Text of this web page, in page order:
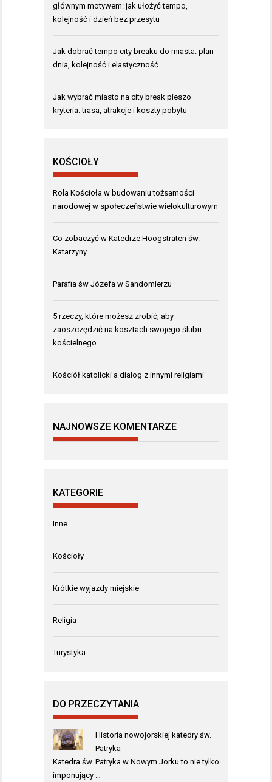
głównym motywem: jak ułożyć tempo,
kolejność i dzień bez przesytu
Jak dobrać tempo city breaku do miasta: plan
dnia, kolejność i elastyczność
Jak wybrać miasto na city break pieszo —
kryteria: trasa, atrakcje i koszty pobytu
KOŚCIOŁY
Rola Kościoła w budowaniu tożsamości
narodowej w społeczeństwie wielokulturowym
Co zobaczyć w Katedrze Hoogstraten św.
Katarzyny
Parafia św Józefa w Sandomierzu
5 rzeczy, które możesz zrobić, aby
zaoszczędzić na kosztach swojego ślubu
kościelnego
Kościół katolicki a dialog z innymi religiami
NAJNOWSZE KOMENTARZE
KATEGORIE
Inne
Kościoły
Krótkie wyjazdy miejskie
Religia
Turystyka
DO PRZECZYTANIA
Historia nowojorskiej katedry św.
Patryka
Katedra św. Patryka w Nowym Jorku to nie tylko
imponujący …